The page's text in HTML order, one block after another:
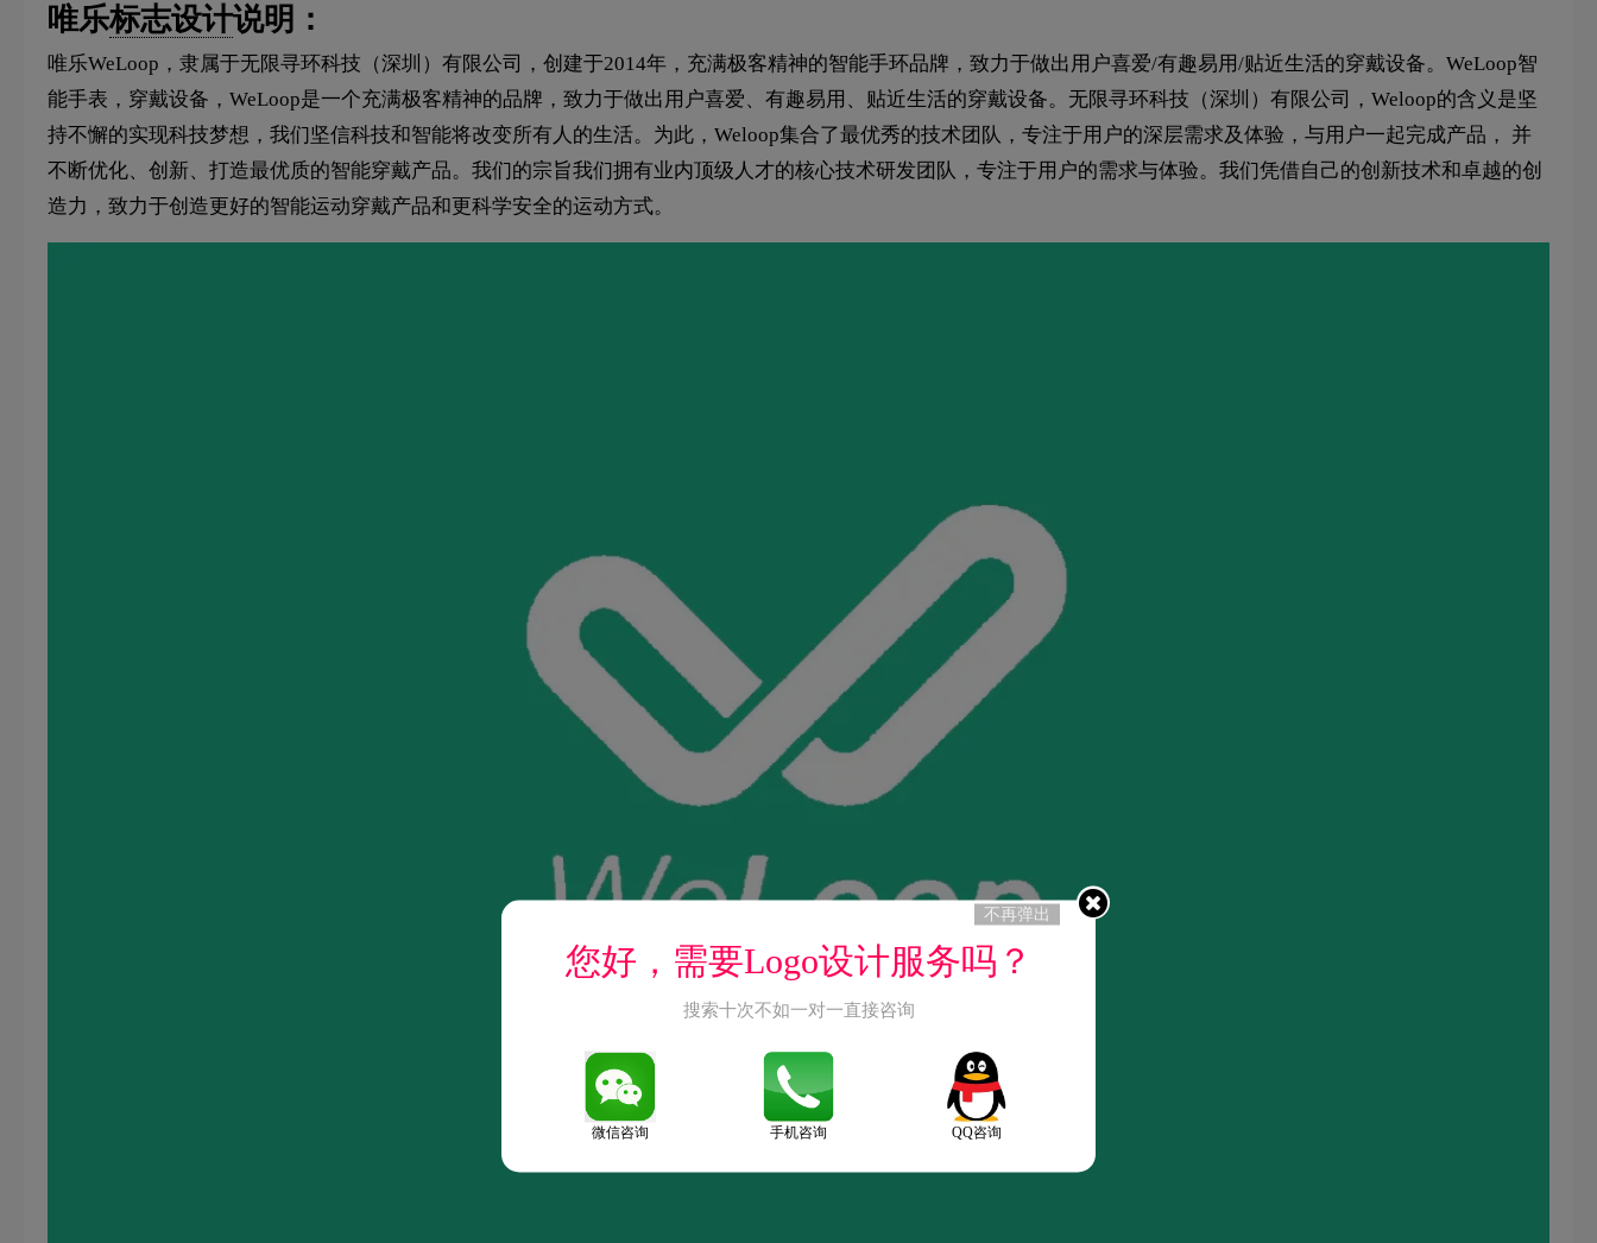
唯乐标志设计说明：
唯乐WeLoop，隶属于无限寻环科技（深圳）有限公司，创建于2014年，充满极客精神的智能手环品牌，致力于做出用户喜爱/有趣易用/贴近生活的穿戴设备。WeLoop智
能手表，穿戴设备，WeLoop是一个充满极客精神的品牌，致力于做出用户喜爱、有趣易用、贴近生活的穿戴设备。无限寻环科技（深圳）有限公司，Weloop的含义是坚
持不懈的实现科技梦想，我们坚信科技和智能将改变所有人的生活。为此，Weloop集合了最优秀的技术团队，专注于用户的深层需求及体验，与用户一起完成产品， 并
不断优化、创新、打造最优质的智能穿戴产品。我们的宗旨我们拥有业内顶级人才的核心技术研发团队，专注于用户的需求与体验。我们凭借自己的创新技术和卓越的创
造力，致力于创造更好的智能运动穿戴产品和更科学安全的运动方式。
不再弹出
您好，需要Logo设计服务吗？
搜索十次不如一对一直接咨询
微信咨询 手机咨询 QQ咨询